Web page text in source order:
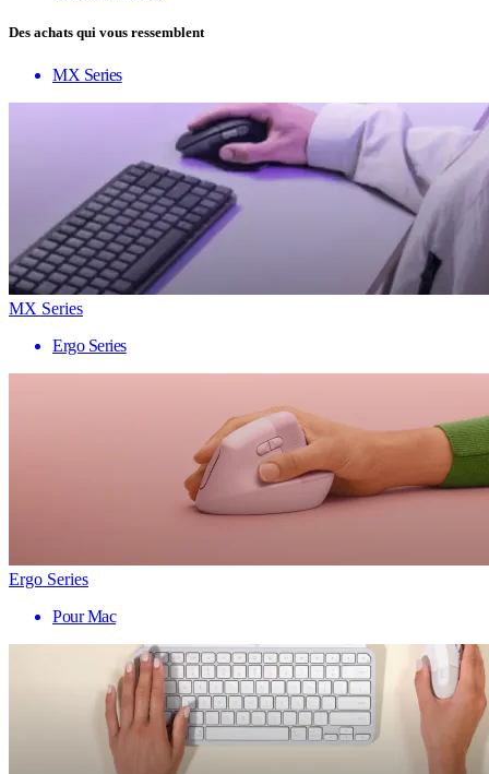
Des achats qui vous ressemblent
MX Series
MX Series
Ergo Series
Ergo Series
Pour Mac